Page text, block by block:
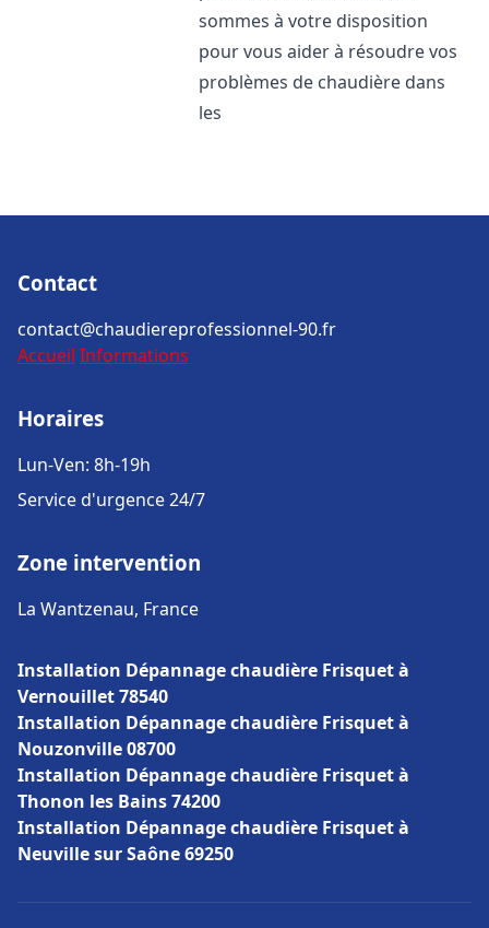
sommes à votre disposition
pour vous aider à résoudre vos
problèmes de chaudière dans
les
Contact
contact@chaudiereprofessionnel-90.fr
Accueil Informations
Horaires
Lun-Ven: 8h-19h
Service d'urgence 24/7
Zone intervention
La Wantzenau, France
Installation Dépannage chaudière Frisquet à
Vernouillet 78540
Installation Dépannage chaudière Frisquet à
Nouzonville 08700
Installation Dépannage chaudière Frisquet à
Thonon les Bains 74200
Installation Dépannage chaudière Frisquet à
Neuville sur Saône 69250